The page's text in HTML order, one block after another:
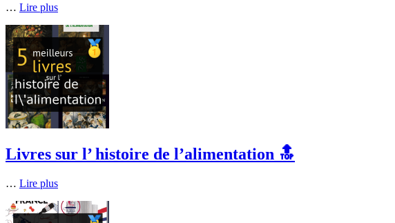
… Lire plus
Livres sur l’ histoire de l’alimentation 🔝
… Lire plus